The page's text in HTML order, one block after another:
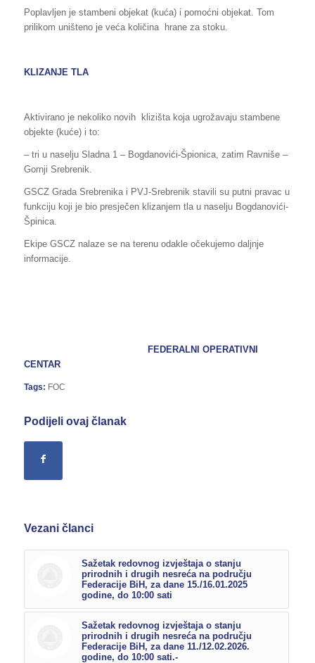
Poplavljen je stambeni objekat (kuća) i pomoćni objekat. Tom
prilikom uništeno je veća količina hrane za stoku.
KLIZANJE TLA
Aktivirano je nekoliko novih klizišta koja ugrožavaju stambene
objekte (kuće) i to:
– tri u naselju Sladna 1 – Bogdanovići-Špionica, zatim Ravniše –
Gornji Srebrenik.
GSCZ Grada Srebrenika i PVJ-Srebrenik stavili su putni pravac u
funkciju koji je bio presječen klizanjem tla u naselju Bogdanovići-
Špinica.
Ekipe GSCZ nalaze se na terenu odakle očekujemo daljnje
informacije.
FEDERALNI OPERATIVNI
CENTAR
Tags: FOC
Podijeli ovaj članak
Vezani članci
Sažetak redovnog izvještaja o stanju
prirodnih i drugih nesreća na području
Federacije BiH, za dane 15./16.01.2025
godine, do 10:00 sati
Sažetak redovnog izvještaja o stanju
prirodnih i drugih nesreća na području
Federacije BiH, za dane 11./12.02.2026.
godine, do 10:00 sati.-